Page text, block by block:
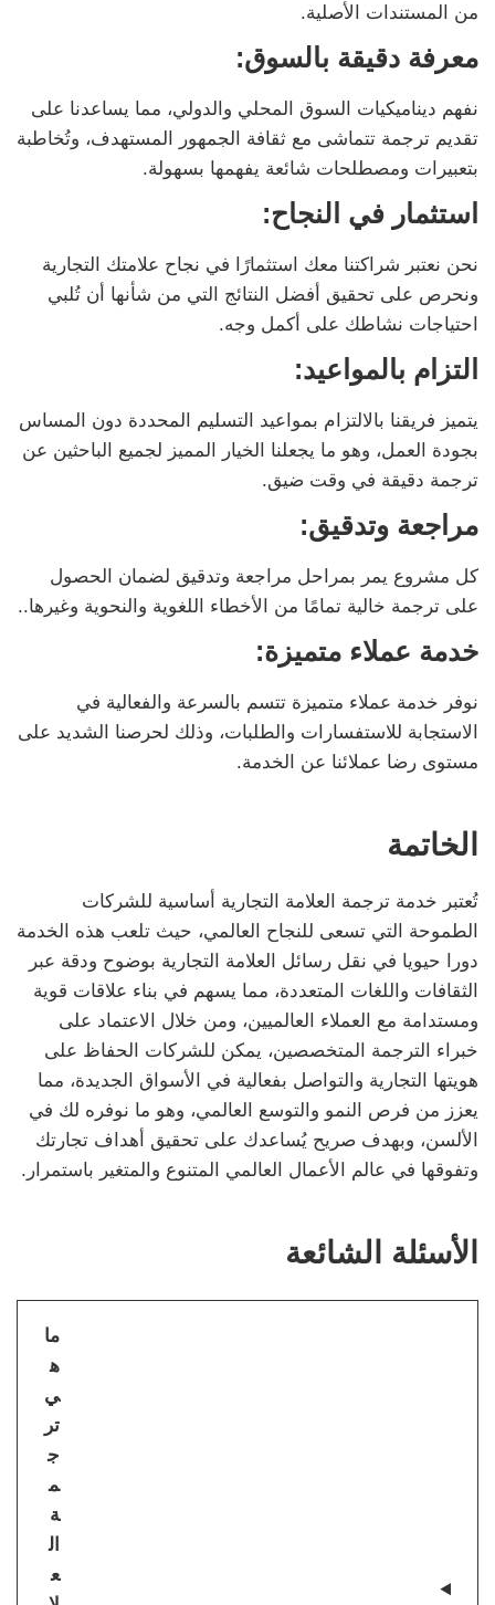
من المستندات الأصلية.
معرفة دقيقة بالسوق:
نفهم ديناميكيات السوق المحلي والدولي، مما يساعدنا على
تقديم ترجمة تتماشى مع ثقافة الجمهور المستهدف، وتُخاطبة
بتعبيرات ومصطلحات شائعة يفهمها بسهولة.
استثمار في النجاح:
نحن نعتبر شراكتنا معك استثمارًا في نجاح علامتك التجارية
ونحرص على تحقيق أفضل النتائج التي من شأنها أن تُلبي
احتياجات نشاطك على أكمل وجه.
التزام بالمواعيد:
يتميز فريقنا بالالتزام بمواعيد التسليم المحددة دون المساس
بجودة العمل، وهو ما يجعلنا الخيار المميز لجميع الباحثين عن
ترجمة دقيقة في وقت ضيق.
مراجعة وتدقيق:
كل مشروع يمر بمراحل مراجعة وتدقيق لضمان الحصول
على ترجمة خالية تمامًا من الأخطاء اللغوية والنحوية وغيرها..
خدمة عملاء متميزة:
نوفر خدمة عملاء متميزة تتسم بالسرعة والفعالية في
الاستجابة للاستفسارات والطلبات، وذلك لحرصنا الشديد على
مستوى رضا عملائنا عن الخدمة.
الخاتمة
تُعتبر خدمة ترجمة العلامة التجارية أساسية للشركات
الطموحة التي تسعى للنجاح العالمي، حيث تلعب هذه الخدمة
دورا حيويا في نقل رسائل العلامة التجارية بوضوح ودقة عبر
الثقافات واللغات المتعددة، مما يسهم في بناء علاقات قوية
ومستدامة مع العملاء العالميين، ومن خلال الاعتماد على
خبراء الترجمة المتخصصين، يمكن للشركات الحفاظ على
هويتها التجارية والتواصل بفعالية في الأسواق الجديدة، مما
يعزز من فرص النمو والتوسع العالمي، وهو ما نوفره لك في
الألسن، وبهدف صريح يُساعدك على تحقيق أهداف تجارتك
وتفوقها في عالم الأعمال العالمي المتنوع والمتغير باستمرار.
الأسئلة الشائعة
ما
ه
ي
تر
ج
م
ة
ال
ع